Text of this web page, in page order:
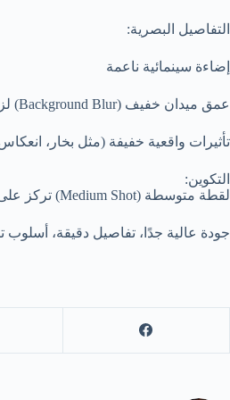
التفاصيل البصرية:
إضاءة سينمائية ناعمة
عمق ميدان خفيف (Background Blur) لزيادة التركيز على الشخصية والمنتج
تأثيرات واقعية خفيفة (مثل بخار،
التكوين:
لقطة متوسطة (Medium Shot) تركز على الشخصية والمنتج مع توازن بصري مثالي، أسلوب تصوير إعلاني واقعي عالي الجودة، مناسب للسوشيال ميديا والحملات التسويقية.
جودة عالية جدًا، تفاصيل دقيقة، أسلوب